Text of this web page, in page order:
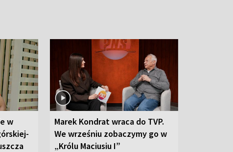
w
Marek Kondrat wraca do TVP.
We wrześniu zobaczymy go w
„Królu Maciusiu I”